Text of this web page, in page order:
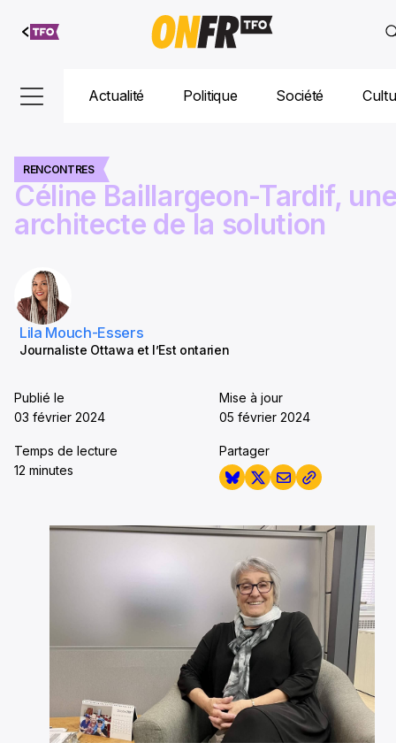
Aller au
contenu
Actualité Politique Société
RENCONTRES
Céline Baillargeon-Tardif,
architecte de la solution
Lila Mouch-Essers
Journaliste Ottawa et l’Est ontarien
Publié le
03 février 2024
Mise à jour
05 février 2024
Temps de lecture
12 minutes
Partager